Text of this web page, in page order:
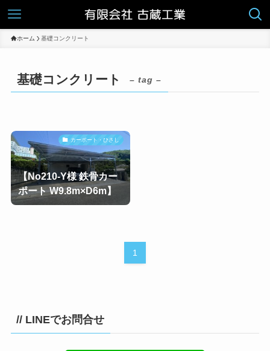
ホーム 基礎コンクリート
基礎コンクリート – tag –
カーポート・ひさし
【No210-Y様 鉄骨カー
ポート W9.8m×D6m】
1
// LINEでお問合せ